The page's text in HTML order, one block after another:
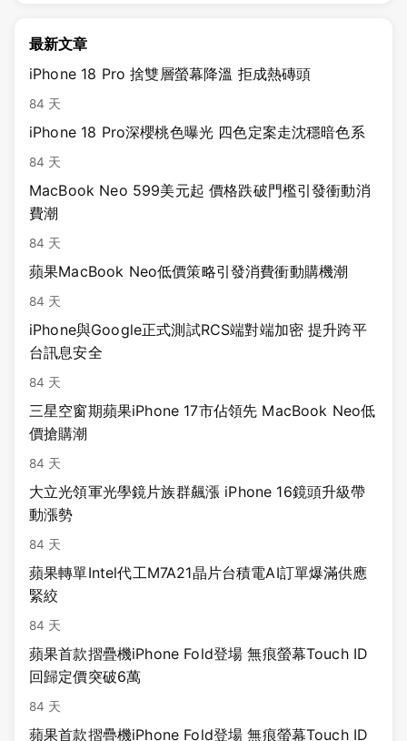
最新文章
iPhone 18 Pro 捨雙層螢幕降溫 拒成熱磚頭
84 天
iPhone 18 Pro深櫻桃色曝光 四色定案走沈穩暗色系
84 天
MacBook Neo 599美元起 價格跌破門檻引發衝動消
費潮
84 天
蘋果MacBook Neo低價策略引發消費衝動購機潮
84 天
iPhone與Google正式測試RCS端對端加密 提升跨平
台訊息安全
84 天
三星空窗期蘋果iPhone 17市佔領先 MacBook Neo低
價搶購潮
84 天
大立光領軍光學鏡片族群飆漲 iPhone 16鏡頭升級帶
動漲勢
84 天
蘋果轉單Intel代工M7A21晶片台積電AI訂單爆滿供應
緊絞
84 天
蘋果首款摺疊機iPhone Fold登場 無痕螢幕Touch ID
回歸定價突破6萬
84 天
蘋果首款摺疊機iPhone Fold登場 無痕螢幕Touch ID